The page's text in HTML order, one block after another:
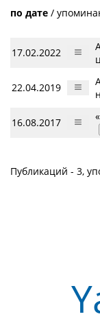
по дате /
17.02.2022
22.04.2019
16.08.2017
Публикаций - 3,